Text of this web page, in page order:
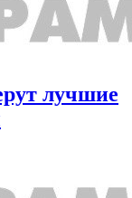
лучшие